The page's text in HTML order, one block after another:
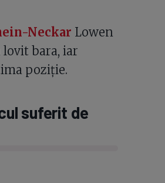
Neckar Lowen
lovit bara, iar
poziție.
suferit de